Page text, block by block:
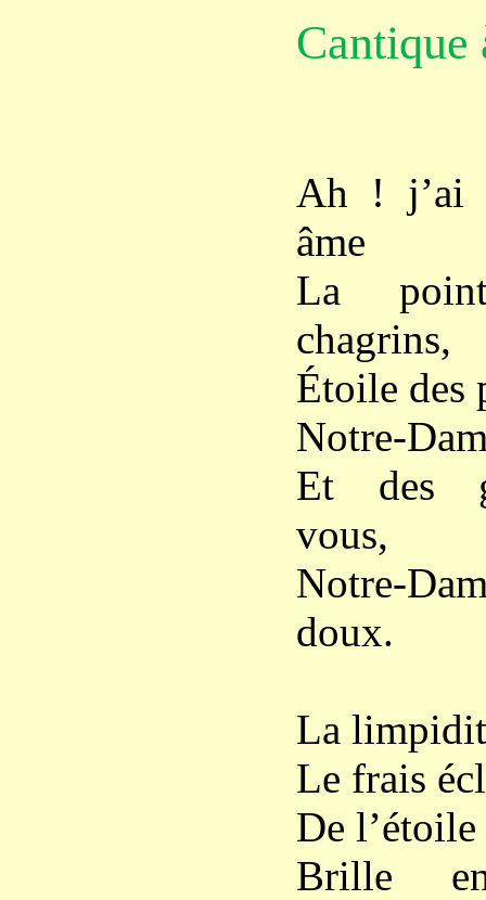
Cantique
Ah ! j’ai
âme
La
chagrins,
Étoile des
Notre-
Et des
vous,
Notre-
doux.
La
Le frais
De
Brille